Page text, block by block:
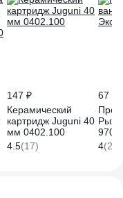
147 ₽
Керамический
картридж Juguni 40
мм 0402.100
4.5(17)
67 ₽
4(21)